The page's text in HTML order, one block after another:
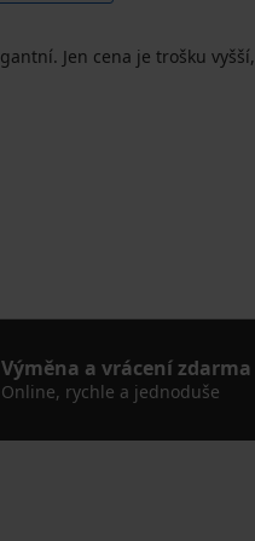
Jen cena je trošku
Výměna a vrácení zdarma
Online, rychle a jednoduše